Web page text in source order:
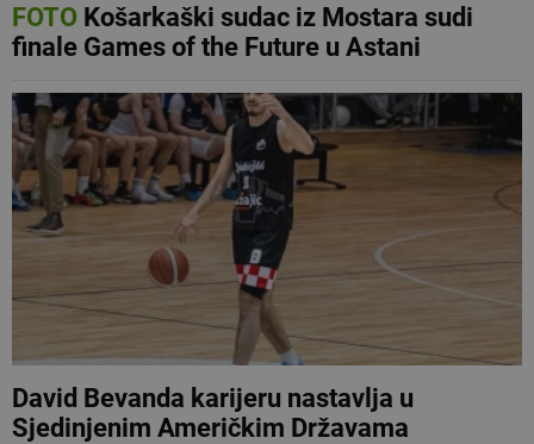
FOTOKošarkaški sudac iz Mostara sudi
finale Games of the Future u Astani
David Bevanda karijeru nastavlja u
Sjedinjenim Američkim Državama